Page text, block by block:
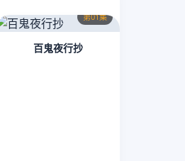
第01集
百鬼夜行抄